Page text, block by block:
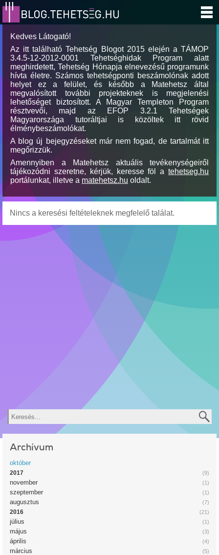
Kedves Látogató!
Az itt található Tehetség Blogot 2015 elején a TÁMOP
3.4.5-12-2012-0001 Tehetséghidak Program alatt
meghirdetett, Tehetség Hónapja elnevezésű programunk
hívta életre. Számos tehetségponti beszámolónak adott
helyet ez a felület, és később a Matehetsz által
megvalósított további projekteknek is megjelenési
lehetőséget biztosított. A Magyar Templeton Program
résztvevői, majd az EFOP 3.2.1 Tehetségek
Magyarországa tutoráltjai is közöltek itt rövid
élménybeszámolókat.
A blog új bejegyzéseket már nem fogad, de tartalmát itt
megőrizzük.
Amennyiben a Matehetsz aktuális tevékenységeiről
tájékozódni szeretne, kérjük, keresse föl a tehetseg.hu
portálunkat, illetve a matehetsz.hu oldalt.
Nincs a keresési feltételeknek megfelelő találat.
Keresés
Archívum
október
(9)
2017
(1)
november
(1)
szeptember
(7)
augusztus
(21)
2016
(1)
július
(3)
május
(4)
április
(5)
március